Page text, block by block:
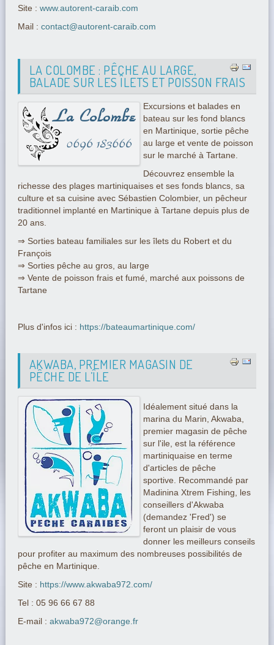
Site : www.autorent-caraib.com
Mail : contact@autorent-caraib.com
LA COLOMBE : PÊCHE AU LARGE,
BALADE SUR LES ÎLETS ET POISSON FRAIS
Excursions et balades en
bateau sur les fond blancs
en Martinique, sortie pêche
au large et vente de poisson
sur le marché à Tartane.
Découvrez ensemble la
richesse des plages martiniquaises et ses fonds blancs, sa
culture et sa cuisine avec Sébastien Colombier, un pêcheur
traditionnel implanté en Martinique à Tartane depuis plus de
20 ans.
⇒ Sorties bateau familiales sur les îlets du Robert et du
François
⇒ Sorties pêche au gros, au large
⇒ Vente de poisson frais et fumé, marché aux poissons de
Tartane
Plus d'infos ici : https://bateaumartinique.com/
AKWABA, PREMIER MAGASIN DE
PÊCHE DE L’ÎLE
Idéalement situé dans la
marina du Marin, Akwaba,
premier magasin de pêche
sur l'ile, est la référence
martiniquaise en terme
d'articles de pêche
sportive. Recommandé par
Madinina Xtrem Fishing, les
conseillers d'Akwaba
(demandez 'Fred') se
feront un plaisir de vous
donner les meilleurs conseils
pour profiter au maximum des nombreuses possibilités de
pêche en Martinique.
Site : https://www.akwaba972.com/
Tel : 05 96 66 67 88
E-mail : akwaba972@orange.fr